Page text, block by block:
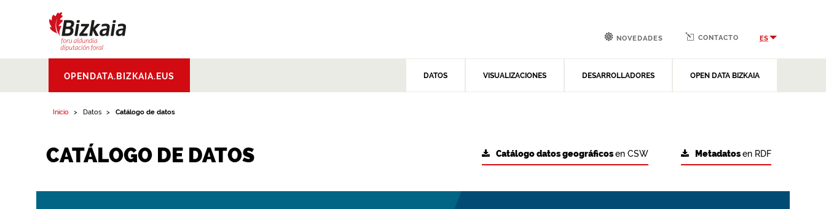
Aldundia.Diputacion
Foral de Bizkaia
OPENDATA.BIZKAIA.EUS DATOS VISUALIZACIONES DESARROLLADORES OPEN DATA BIZKAIA
NOVEDADES CONTACTO ES
Inicio Datos Catálogo de datos
CATÁLOGO DE DATOS Metadatosen RDF
Catálogo datos geográficosen CSW